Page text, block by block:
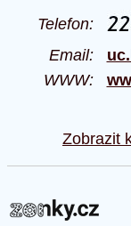
Telefon:
Email:
WWW:
Zobrazit